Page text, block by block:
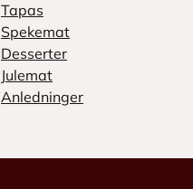
Tapas
Spekemat
Desserter
Julemat
Anledninger